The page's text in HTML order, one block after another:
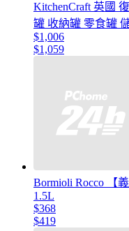
KitchenCraft 英國
罐 收納罐 零食罐
$1,006
$1,059
Bormioli Rocco 【
1.5L
$368
$419